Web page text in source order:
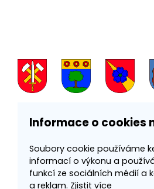
Informace o cookies
Soubory cookie používáme
informací o výkonu a
funkcí ze sociálních médií a
a reklam. Zjistit více